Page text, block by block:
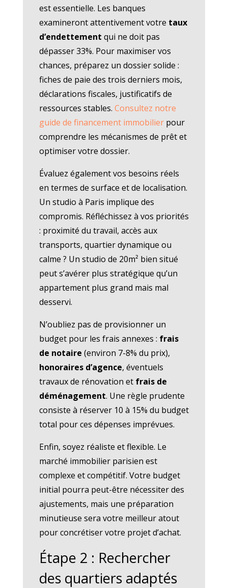
est essentielle. Les banques
examineront attentivement votre taux
d’endettement qui ne doit pas
dépasser 33%. Pour maximiser vos
chances, préparez un dossier solide :
fiches de paie des trois derniers mois,
déclarations fiscales, justificatifs de
ressources stables. Consultez notre
guide de financement immobilierpour
comprendre les mécanismes de prêt et
optimiser votre dossier.
Évaluez également vos besoins réels
en termes de surface et de localisation.
Un studio à Paris implique des
compromis. Réfléchissez à vos priorités
: proximité du travail, accès aux
transports, quartier dynamique ou
calme ? Un studio de 20m² bien situé
peut s’avérer plus stratégique qu’un
appartement plus grand mais mal
desservi.
N’oubliez pas de provisionner un
budget pour les frais annexes : frais
de notaire (environ 7-8% du prix),
honoraires d’agence, éventuels
travaux de rénovation et frais de
déménagement. Une règle prudente
consiste à réserver 10 à 15% du budget
total pour ces dépenses imprévues.
Enfin, soyez réaliste et flexible. Le
marché immobilier parisien est
complexe et compétitif. Votre budget
initial pourra peut-être nécessiter des
ajustements, mais une préparation
minutieuse sera votre meilleur atout
pour concrétiser votre projet d’achat.
Étape 2 : Rechercher
des quartiers adaptés